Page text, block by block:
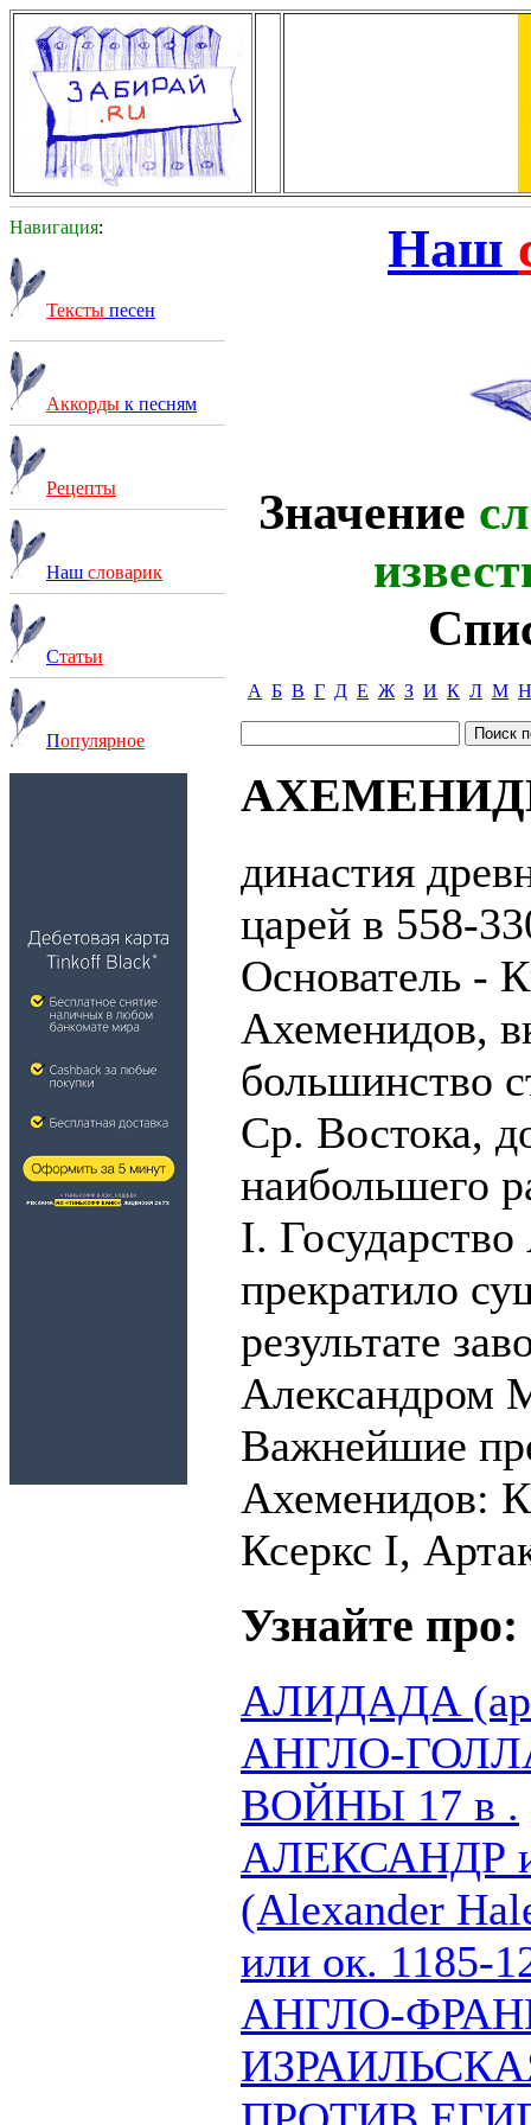
Навигация:
Тексты песен
Аккорды к песням
Рецепты
Наш словарик
Статьи
Популярное
Наш
Значение
А Б В Г Д Е Ж З И К Л М Н
династия
царей в 558-
Основатель -
Ахеменидов,
большинство
Ср. Востока,
наибольшего
I.
прекратило
результате
Александром
Важнейшие
Ахеменидов:
Ксеркс I,
Узнайте про:
АЛИДАДА
АНГЛО-
ВОЙНЫ 17 в .
АЛЕКСАНДР
(Alexander
или ок. 1185-
АНГЛО-